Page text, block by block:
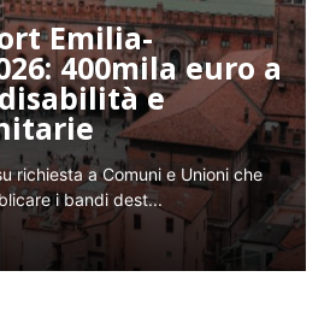
Emilia-
400mila euro a
e
richiesta a Comuni e Unioni che
i bandi dest...